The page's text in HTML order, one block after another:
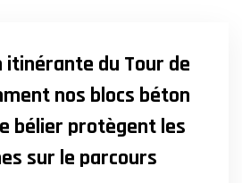
itinérante du Tour de
nos blocs béton
bélier protègent les
sur le parcours